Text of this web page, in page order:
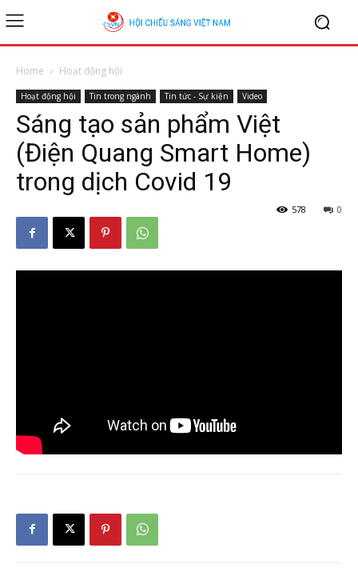
Home Hoạt động hội
Hoạt động hội Tin trong ngành Tin tức - Sự kiện Video
Sáng tạo sản phẩm Việt
(Điện Quang Smart Home)
trong dịch Covid 19
0
578